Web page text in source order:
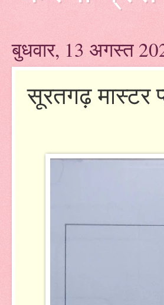
बुधवार, 13 अगस्त
सूरतगढ़ मास्टर